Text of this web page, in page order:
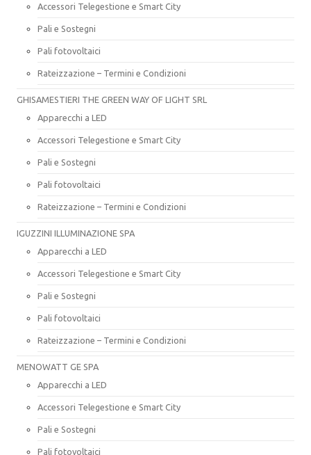
Accessori Telegestione e Smart City
Pali e Sostegni
Pali fotovoltaici
Rateizzazione – Termini e Condizioni
GHISAMESTIERI THE GREEN WAY OF LIGHT SRL
Apparecchi a LED
Accessori Telegestione e Smart City
Pali e Sostegni
Pali fotovoltaici
Rateizzazione – Termini e Condizioni
IGUZZINI ILLUMINAZIONE SPA
Apparecchi a LED
Accessori Telegestione e Smart City
Pali e Sostegni
Pali fotovoltaici
Rateizzazione – Termini e Condizioni
MENOWATT GE SPA
Apparecchi a LED
Accessori Telegestione e Smart City
Pali e Sostegni
Pali fotovoltaici